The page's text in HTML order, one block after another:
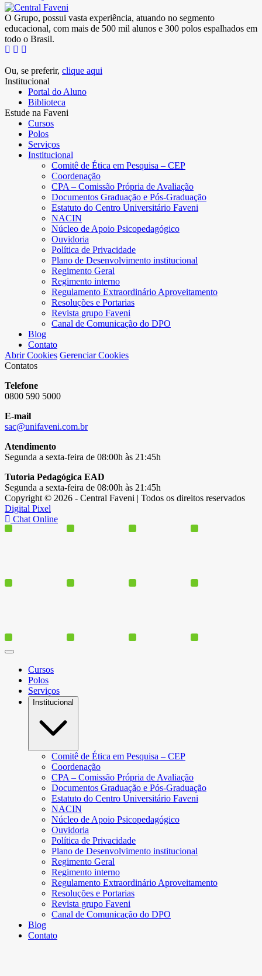
O Grupo, possui vasta experiência, atuando no segmento
educacional, com mais de 500 mil alunos e 300 polos espalhados em
todo o Brasil.
Ou, se preferir, clique aqui
Institucional
Portal do Aluno
Biblioteca
Estude na Faveni
Cursos
Polos
Serviços
Institucional
Comitê de Ética em Pesquisa – CEP
Coordenação
CPA – Comissão Própria de Avaliação
Documentos Graduação e Pós-Graduação
Estatuto do Centro Universitário Faveni
NACIN
Núcleo de Apoio Psicopedagógico
Ouvidoria
Política de Privacidade
Plano de Desenvolvimento institucional
Regimento Geral
Regimento interno
Regulamento Extraordinário Aproveitamento
Resoluções e Portarias
Revista grupo Faveni
Canal de Comunicação do DPO
Blog
Contato
Abrir Cookies Gerenciar Cookies
Contatos
Telefone
0800 590 5000
E-mail
sac@unifaveni.com.br
Atendimento
Segunda a sexta-feira de 08:00h às 21:45h
Tutoria Pedagógica EAD
Segunda a sexta-feira de 08:00h às 21:45h
Copyright © 2026 - Central Faveni | Todos os direitos reservados
Digital Pixel
Chat Online
Cursos
Polos
Serviços
Institucional
Comitê de Ética em Pesquisa – CEP
Coordenação
CPA – Comissão Própria de Avaliação
Documentos Graduação e Pós-Graduação
Estatuto do Centro Universitário Faveni
NACIN
Núcleo de Apoio Psicopedagógico
Ouvidoria
Política de Privacidade
Plano de Desenvolvimento institucional
Regimento Geral
Regimento interno
Regulamento Extraordinário Aproveitamento
Resoluções e Portarias
Revista grupo Faveni
Canal de Comunicação do DPO
Blog
Contato